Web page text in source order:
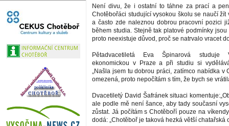
Není divu, že i ostatní to táhne za prací a
Chotěbořáci studující vysokou školu se naučí žít
a často zde naleznou dobrou pracovní pozici
během studia. Stejně tak platové podmínky
proto neexistuje důvod, proč se natrvalo vracet
Pětadvacetiletá Eva Špinarová studuje
ekonomickou v Praze a při studiu si
„Našla jsem tu dobrou práci, zatímco nabídka v
omezená, proto nepočítám s tím, že bych se
Dvacetiletý David Šafránek situaci
ale podle mě není šance, aby tady současní
zůstat. Já počítám s Chotěboří pouze na
dodá: „Chotěboř je taková hezká větší chatařská